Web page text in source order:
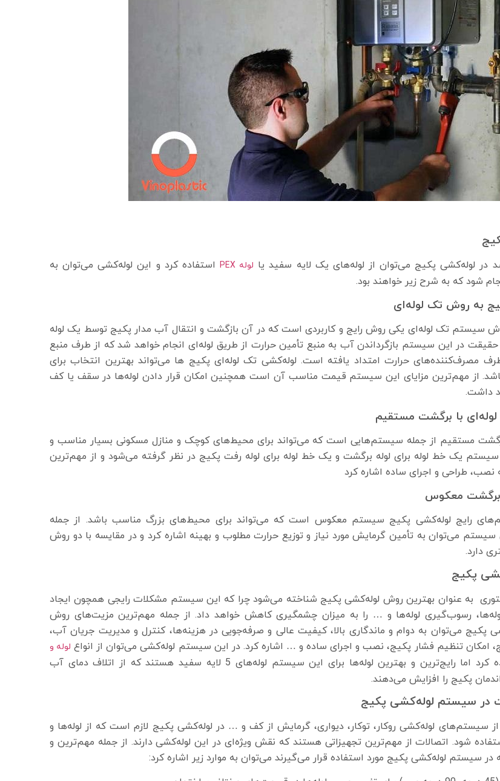
در لوله‌کشی پکیج می‌توان از لوله‌های یک لایه سفید یا لوله PEX
استفاده کرد و این لوله‌کشی می‌توان به
شود که به شرح زیر خواهند بود.
به روش تک لوله‌ای
سیستم تک لوله‌ای یکی روش رایج و کاربردی است که در آن بازگشت و انتقال آب مدار پکیج توسط یک لوله
در این سیستم بازگرداندن آب به منبع تأمین حرارت از طریق لوله‌ای انجام خواهد شد که از طرف منبع
مصرف‌کننده‌های حرارت امتداد یافته است. لوله‌کشی تک لوله‌ای پکیج ها می‌تواند بهترین انتخاب برای
از مهم‌ترین مزایای این سیستم قیمت مناسب آن است همچنین امکان قرار دادن لوله‌ها در سقف یا کف
داشت.
با برگشت مستقیم
مستقیم از جمله سیستم‌هایی است که می‌تواند برای محیط‌های کوچک و منازل مسکونی بسیار مناسب و
سیستم یک خط لوله برای لوله برگشت و یک خط لوله برای لوله رفت پکیج در نظر گرفته می‌شود و از مهم‌ترین
نصب، طراحی و اجرای ساده اشاره کرد
برگشت معکوس
رایج لوله‌کشی پکیج سیستم معکوس است که می‌تواند برای محیط‌های بزرگ مناسب باشد. از جمله
سیستم می‌توان به تأمین گرمایش مورد نیاز و توزیع حرارت مطلوب و بهینه اشاره کرد و در مقایسه با دو روش
دارد.
پکیج
به عنوان بهترین روش لوله‌کشی پکیج شناخته می‌شود چرا که این سیستم مشکلات رایجی همچون ایجاد
رسوب‌گیری لوله‌ها و … را به میزان چشمگیری کاهش خواهد داد. از جمله مهم‌ترین مزیت‌های روش
پکیج می‌توان به دوام و ماندگاری بالا، کیفیت عالی و صرفه‌جویی در هزینه‌ها، کنترل و مدیریت جریان آب،
امکان تنظیم فشار پکیج، نصب و اجرای ساده و … اشاره کرد. در این سیستم لوله‌کشی می‌توان از انواع لوله و
استفاده کرد اما رایج‌ترین و بهترین لوله‌ها برای این سیستم لوله‌های 5 لایه سفید هستند که از اتلاف دمای آب
پکیج را افزایش می‌دهند.
در سیستم لوله‌کشی پکیج
سیستم‌های لوله‌کشی روکار، توکار، دیواری، گرمایش از کف و … در لوله‌کشی پکیج لازم است که از لوله‌ها و
شود. اتصالات از مهم‌ترین تجهیزاتی هستند که نقش ویژه‌ای در این لوله‌کشی دارند. از جمله مهم‌ترین و
در سیستم لوله‌کشی پکیج مورد استفاده قرار می‌گیرند می‌توان به موارد زیر اشاره کرد: